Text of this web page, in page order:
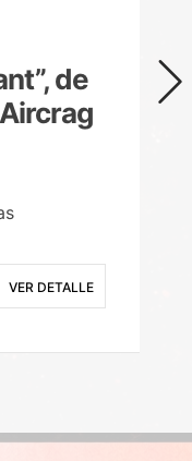
de
VER DETALLE